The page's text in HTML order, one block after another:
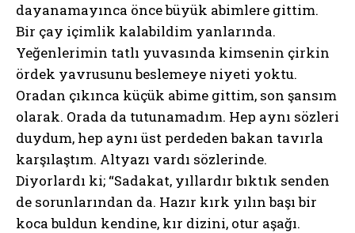
dayanamayınca önce büyük abimlere gittim.
Bir çay içimlik kalabildim yanlarında.
Yeğenlerimin tatlı yuvasında kimsenin çirkin
ördek yavrusunu beslemeye niyeti yoktu.
Oradan çıkınca küçük abime gittim, son şansım
olarak. Orada da tutunamadım. Hep aynı sözleri
duydum, hep aynı üst perdeden bakan tavırla
karşılaştım. Altyazı vardı sözlerinde.
Diyorlardı ki; “Sadakat, yıllardır bıktık senden
de sorunlarından da. Hazır kırk yılın başı bir
koca buldun kendine, kır dizini, otur aşağı.